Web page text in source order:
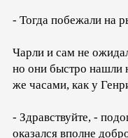
- Тогда побежали на
Чарли и сам не
но они быстро нашли
же часами, как у
- Здравствуйте, -
оказался вполне